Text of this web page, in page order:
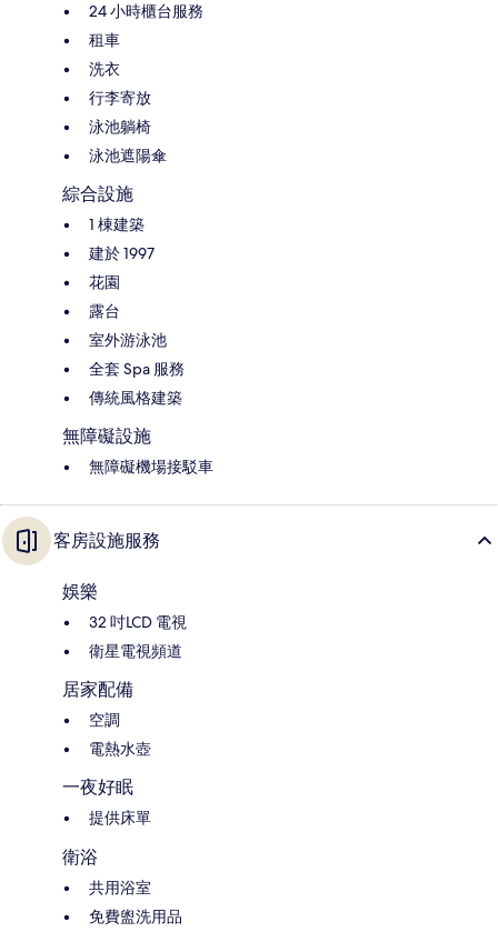
24 小時櫃台服務
租車
洗衣
行李寄放
泳池躺椅
泳池遮陽傘
綜合設施
1 棟建築
建於 1997
花園
露台
室外游泳池
全套 Spa 服務
傳統風格建築
無障礙設施
無障礙機場接駁車
客房設施服務
娛樂
32 吋LCD 電視
衛星電視頻道
居家配備
空調
電熱水壺
一夜好眠
提供床單
衛浴
共用浴室
免費盥洗用品